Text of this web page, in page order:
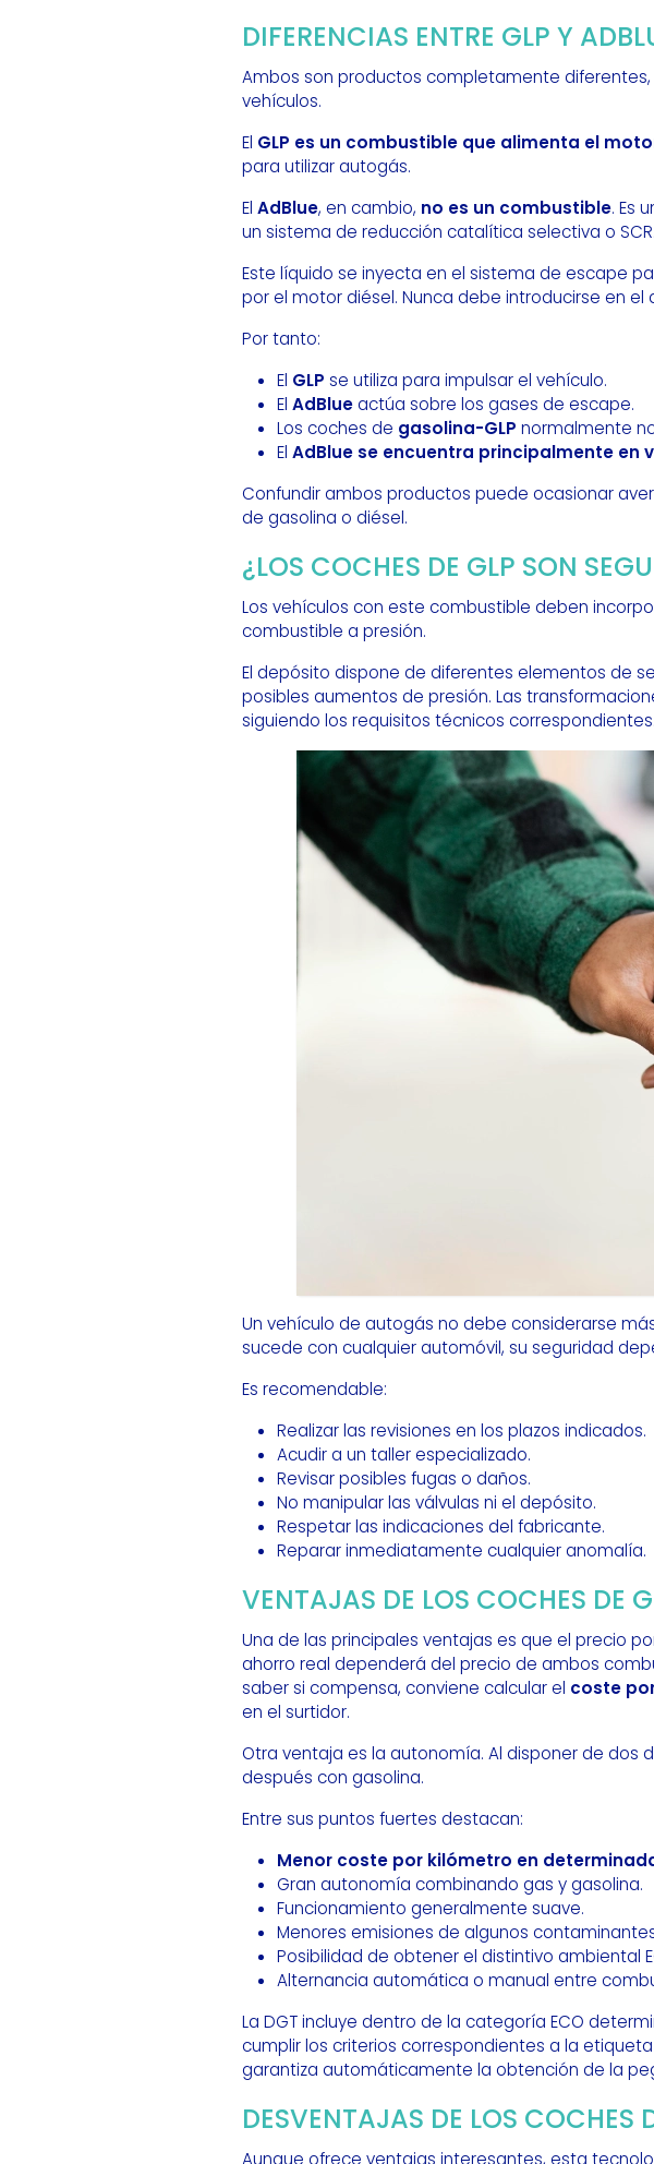
DIFERENCIAS ENTRE GLP Y
Ambos son productos completamente
vehículos.
El GLP es un combustible que alimenta el
para utilizar autogás.
El AdBlue, en cambio, no es un combustible. Es
un sistema de reducción catalítica selectiva o SCR.
Este líquido se inyecta en el sistema de escape
por el motor diésel. Nunca debe introducirse en
Por tanto:
El GLP se utiliza para impulsar el vehículo.
El AdBlueactúa sobre los gases de escape.
Los coches de gasolina-GLP normalmente
El AdBlue se encuentra principalmente en
Confundir ambos productos puede ocasionar
de gasolina o diésel.
¿LOS COCHES DE GLP SON
Los vehículos con este combustible deben
combustible a presión.
El depósito dispone de diferentes elementos de
posibles aumentos de presión. Las
siguiendo los requisitos técnicos correspondientes.
Un vehículo de autogás no debe considerarse
sucede con cualquier automóvil, su seguridad
Es recomendable:
Realizar las revisiones en los plazos indicados.
Acudir a un taller especializado.
Revisar posibles fugas o daños.
No manipular las válvulas ni el depósito.
Respetar las indicaciones del fabricante.
Reparar inmediatamente cualquier anomalía.
VENTAJAS DE LOS COCHES DE
Una de las principales ventajas es que el precio
ahorro real dependerá del precio de ambos
saber si compensa, conviene calcular el coste
en el surtidor.
Otra ventaja es la autonomía. Al disponer de dos
después con gasolina.
Entre sus puntos fuertes destacan:
Menor coste por kilómetro en
Gran autonomía combinando gas y gasolina.
Funcionamiento generalmente suave.
Menores emisiones de algunos
Posibilidad de obtener el distintivo ambiental
Alternancia automática o manual entre
La DGT incluye dentro de la categoría ECO
cumplir los criterios correspondientes a la
garantiza automáticamente la obtención de la
DESVENTAJAS DE LOS COCHES
Aunque ofrece ventajas interesantes, esta